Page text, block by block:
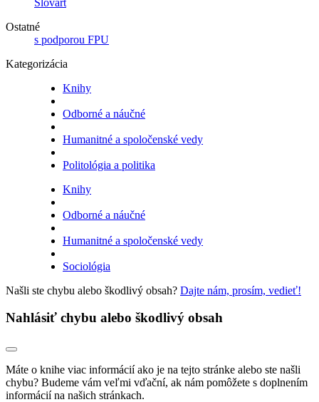
Ostatné
s podporou FPU
Kategorizácia
Knihy
Odborné a náučné
Humanitné a spoločenské vedy
Politológia a politika
Knihy
Odborné a náučné
Humanitné a spoločenské vedy
Sociológia
Našli ste chybu alebo škodlivý obsah? Dajte nám, prosím, vedieť!
Nahlásiť chybu alebo škodlivý obsah
Máte o knihe viac informácií ako je na tejto stránke alebo ste našli
chybu? Budeme vám veľmi vďační, ak nám pomôžete s doplnením
informácií na našich stránkach.